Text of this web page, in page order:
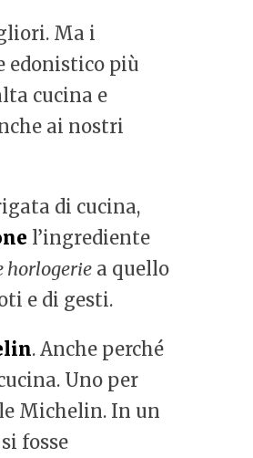
Ma i
edonistico più
cucina e
ai nostri
di cucina,
l’ingrediente
horlogerie a quello
e di gesti.
. Anche perché
Uno per
Michelin. In un
fosse